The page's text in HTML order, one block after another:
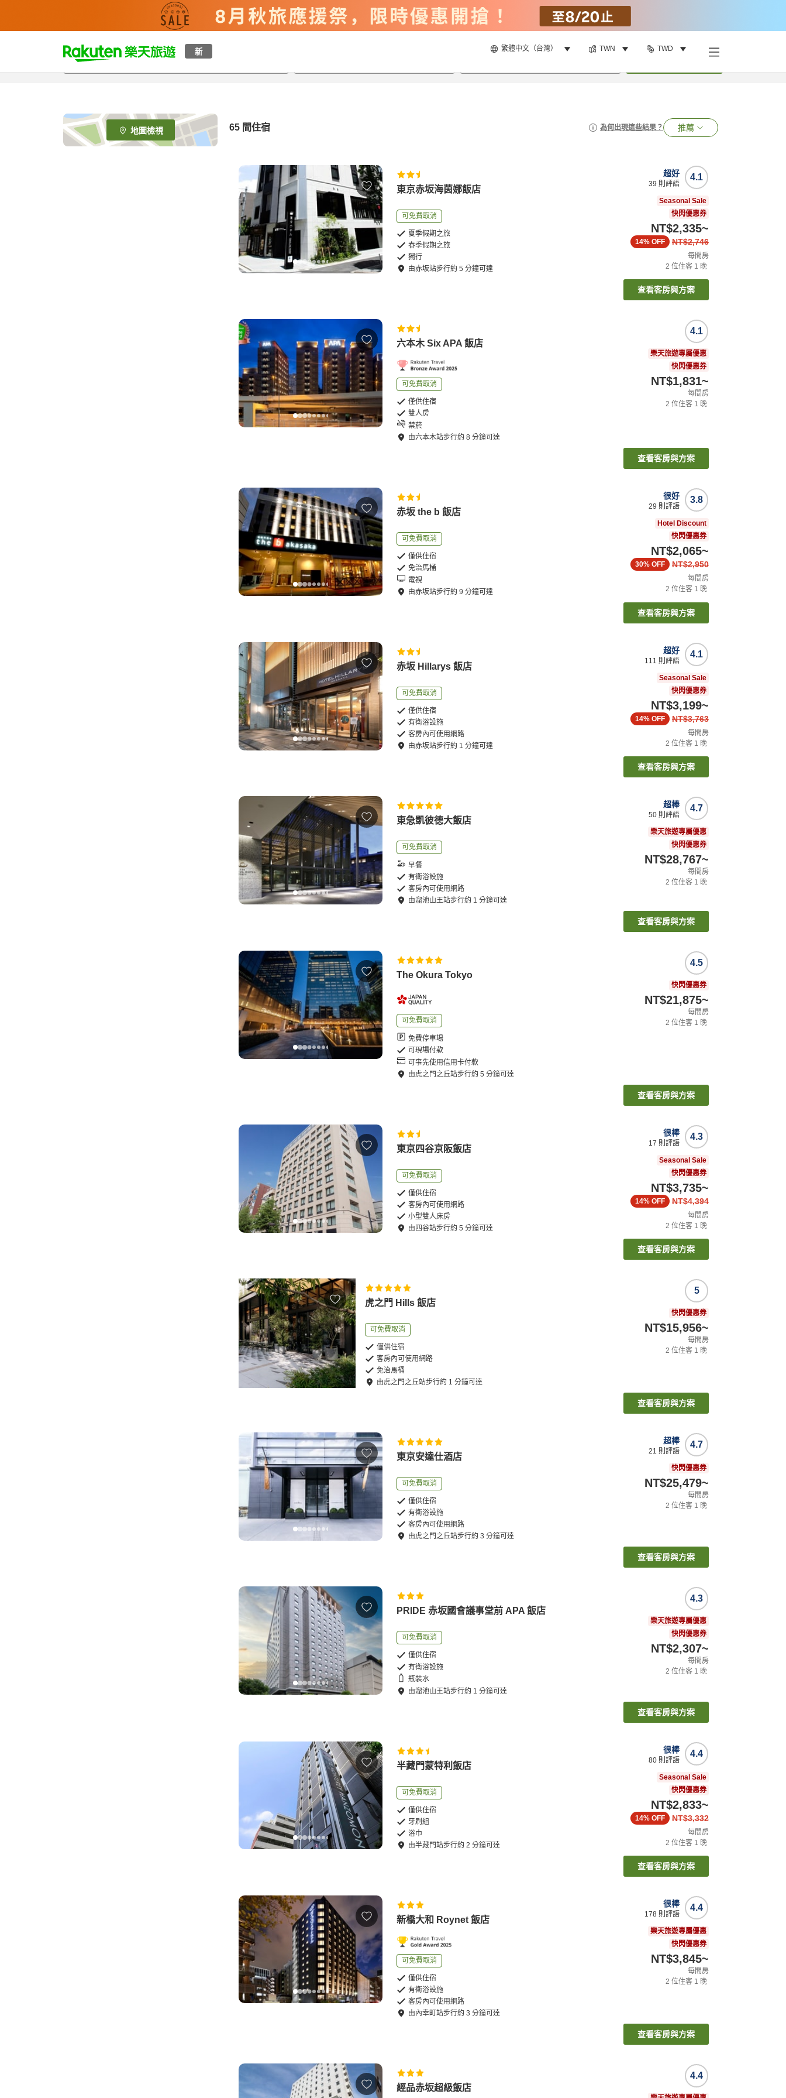
新 繁體中文（台灣） TWN TWD
t
p
e
_
s
地圖檢視 65 間住宿 為何出現這些結果？ 推薦
東京赤坂海茵娜飯店
可免費取消
夏季假期之旅
春季假期之旅
獨行
由赤坂站步行約5 分鐘可達
4.1
超好
39 則評語
Seasonal Sale
快閃優惠券
NT$2,335~
NT$2,746
14% OFF
每間房
2 位住客 1 晚
查看客房與方案
六本木 Six APA 飯店
可免費取消
僅供住宿
雙人房
禁菸
由六本木站步行約8 分鐘可達
4.1
樂天旅遊專屬優惠
快閃優惠券
NT$1,831~
每間房
2 位住客 1 晚
查看客房與方案
赤坂 the b 飯店
可免費取消
僅供住宿
免治馬桶
電視
由赤坂站步行約9 分鐘可達
3.8
很好
29 則評語
Hotel Discount
快閃優惠券
NT$2,065~
NT$2,950
30% OFF
每間房
2 位住客 1 晚
查看客房與方案
赤坂 Hillarys 飯店
可免費取消
僅供住宿
有衛浴設施
客房內可使用網路
由赤坂站步行約 1 分鐘可達
4.1
超好
111 則評語
Seasonal Sale
快閃優惠券
NT$3,199~
NT$3,763
14% OFF
每間房
2 位住客 1 晚
查看客房與方案
東急凱彼德大飯店
可免費取消
早餐
有衛浴設施
客房內可使用網路
由溜池山王站步行約 1 分鐘可達
4.7
超棒
50 則評語
樂天旅遊專屬優惠
快閃優惠券
NT$28,767~
每間房
2 位住客 1 晚
查看客房與方案
The Okura Tokyo
可免費取消
免費停車場
可現場付款
可事先使用信用卡付款
由虎之門之丘站步行約5 分鐘可達
4.5
快閃優惠券
NT$21,875~
每間房
2 位住客 1 晚
查看客房與方案
東京四谷京阪飯店
可免費取消
僅供住宿
客房內可使用網路
小型雙人床房
由 四谷站步行約5 分鐘可達
4.3
很棒
17 則評語
Seasonal Sale
快閃優惠券
NT$3,735~
NT$4,394
14% OFF
每間房
2 位住客 1 晚
查看客房與方案
虎之門 Hills 飯店
可免費取消
僅供住宿
客房內可使用網路
免治馬桶
由虎之門之丘站步行約 1 分鐘可達
5
快閃優惠券
NT$15,956~
每間房
2 位住客 1 晚
查看客房與方案
東京安達仕酒店
可免費取消
僅供住宿
有衛浴設施
客房內可使用網路
由虎之門之丘站步行約3 分鐘可達
4.7
超棒
21 則評語
快閃優惠券
NT$25,479~
每間房
2 位住客 1 晚
查看客房與方案
PRIDE 赤坂國會議事堂前 APA 飯店
可免費取消
僅供住宿
有衛浴設施
瓶裝水
由溜池山王站步行約 1 分鐘可達
4.3
樂天旅遊專屬優惠
快閃優惠券
NT$2,307~
每間房
2 位住客 1 晚
查看客房與方案
半藏門蒙特利飯店
可免費取消
僅供住宿
牙刷組
浴巾
由半藏門站步行約2 分鐘可達
4.4
很棒
80 則評語
Seasonal Sale
快閃優惠券
NT$2,833~
NT$3,332
14% OFF
每間房
2 位住客 1 晚
查看客房與方案
新橋大和 Roynet 飯店
可免費取消
僅供住宿
有衛浴設施
客房內可使用網路
由內幸町站步行約3 分鐘可達
4.4
很棒
178 則評語
樂天旅遊專屬優惠
快閃優惠券
NT$3,845~
每間房
2 位住客 1 晚
查看客房與方案
經品赤坂超級飯店
4.4